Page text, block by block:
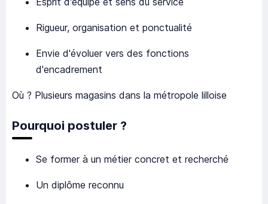
Rigueur, organisation et ponctualité
Envie d'évoluer vers des fonctions
d'encadrement
Où ? Plusieurs magasins dans la métropole lilloise
Pourquoi postuler ?
Se former à un métier concret et recherché
Un diplôme reconnu